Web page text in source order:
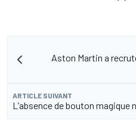
Aston Martin a
ARTICLE SUIVANT
L’absence de bouton magique